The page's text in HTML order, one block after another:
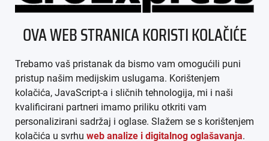
ÜBER UNS
IMPRESSUM
AGB
DATENSCHUTZ
MEDIADATEN
OVA WEB STRANICA KORISTI KOLAČIĆE
Trebamo vaš pristanak da bismo vam omogućili puni
pristup našim medijskim uslugama. Korištenjem
kolačića, JavaScript-a i sličnih tehnologija, mi i naši
kvalificirani partneri imamo priliku otkriti vam
personalizirani sadržaj i oglase. Slažem se s korištenjem
kolačića u svrhu web analize i digitalnog oglašavanja.